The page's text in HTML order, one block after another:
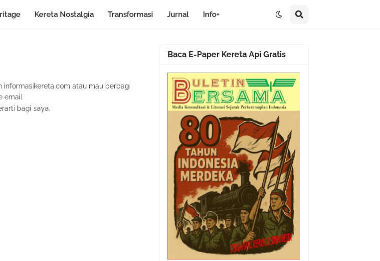
Kereta Nostalgia Transformasi Jurnal Info+
atau mau berbagi
email
bagi saya.
Baca E-Paper Kereta Api Gratis